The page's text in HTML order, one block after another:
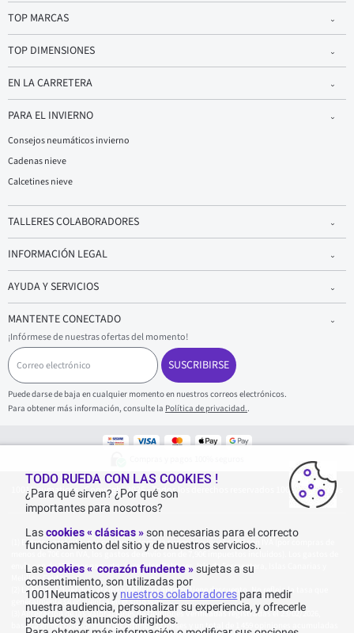
TOP MARCAS
TOP DIMENSIONES
EN LA CARRETERA
PARA EL INVIERNO
Consejos neumáticos invierno
Cadenas nieve
Calcetines nieve
TALLERES COLABORADORES
INFORMACIÓN LEGAL
AYUDA Y SERVICIOS
MANTENTE CONECTADO
¡Infórmese de nuestras ofertas del momento!
C
o
r
r
e
o
l
SUSCRIBIRSE
Puede darse de baja en cualquier momento en nuestros correos electrónicos.
Para obtener más información, consulte la Política de privacidad..
1001Neumaticos - Copyright 2025 - Todos los derechos reservados 1001Neumaticos
Entrega gratuita: por cualquier compra superior o igual a 70€ con IVA (por compras de
menos de 70€ con IVA, los gastos de envío son de 7,90€ impuestos incluidos). Los gastos de
envío son de 120€ por paquete, para Islas Baleares, Isla de Formentera, Islas Canarias y
Melilla y Ceuta.
La tarifa actual del catálogo del fabricante no tiene descuento. No refleja la tasa que
generalmente se encuentra en el sitio web.
Agregación de las valoraciones de Opiniones Verificadas registradas el 23/02/2026,
basada en 861 opiniones de los últimos 12 meses y un total de 1 459 opiniones acumuladas
TODO RUEDA CON LAS COOKIES !
¿Para qué sirven? ¿Por qué son
importantes para nosotros?
Lascookies « clásicas »son necesarias para el correcto
funcionamiento del sitio y de nuestros servicios..
Lascookies « corazón fundente » sujetas a su
consentimiento, son utilizadas por
1001Neumaticos y nuestros colaboradores para medir
nuestra audiencia, personalizar su experiencia, y ofrecerle
productos y anuncios dirigidos.